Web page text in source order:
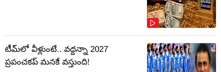
టీమ్‌లో వీళ్లుంటే.. వద్దన్నా 2027
ప్రపంచకప్‌ మనకే వస్తుంది!